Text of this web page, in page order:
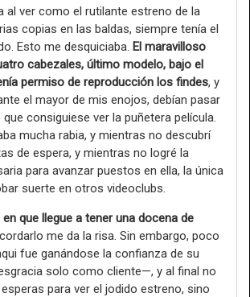
al ver como el rutilante estreno de la
copias en las baldas, siempre tenía el
Esto me desquiciaba. El maravilloso
cabezales, último modelo, bajo el
permiso de reproducción los findes, y
el mayor de mis enojos, debían pasar
consiguiese ver la puñetera película.
mucha rabia, y mientras no descubrí
de espera, y mientras no logré la
para avanzar puestos en ella, la única
suerte en otros videoclubs.
que llegue a tener una docena de
me da la risa. Sin embargo, poco
fue ganándose la confianza de su
solo como cliente—, y al final no
para ver el jodido estreno, sino